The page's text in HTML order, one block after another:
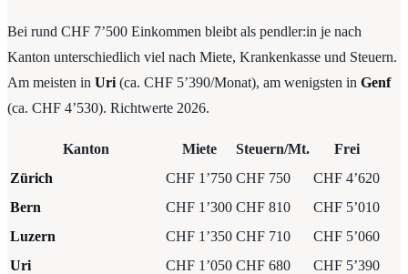
Bei rund CHF 7’500 Einkommen bleibt als pendler:in je nach
Kanton unterschiedlich viel nach Miete, Krankenkasse und Steuern.
Am meisten in Uri (ca. CHF 5’390/Monat), am wenigsten in Genf
(ca. CHF 4’530). Richtwerte 2026.
Kanton Miete Steuern/Mt.
Frei
Zürich
CHF 1’750 CHF 750
CHF 4’620
Bern
CHF 1’300 CHF 810
CHF 5’010
Luzern
CHF 1’350 CHF 710
CHF 5’060
Uri
CHF 1’050 CHF 680
CHF 5’390